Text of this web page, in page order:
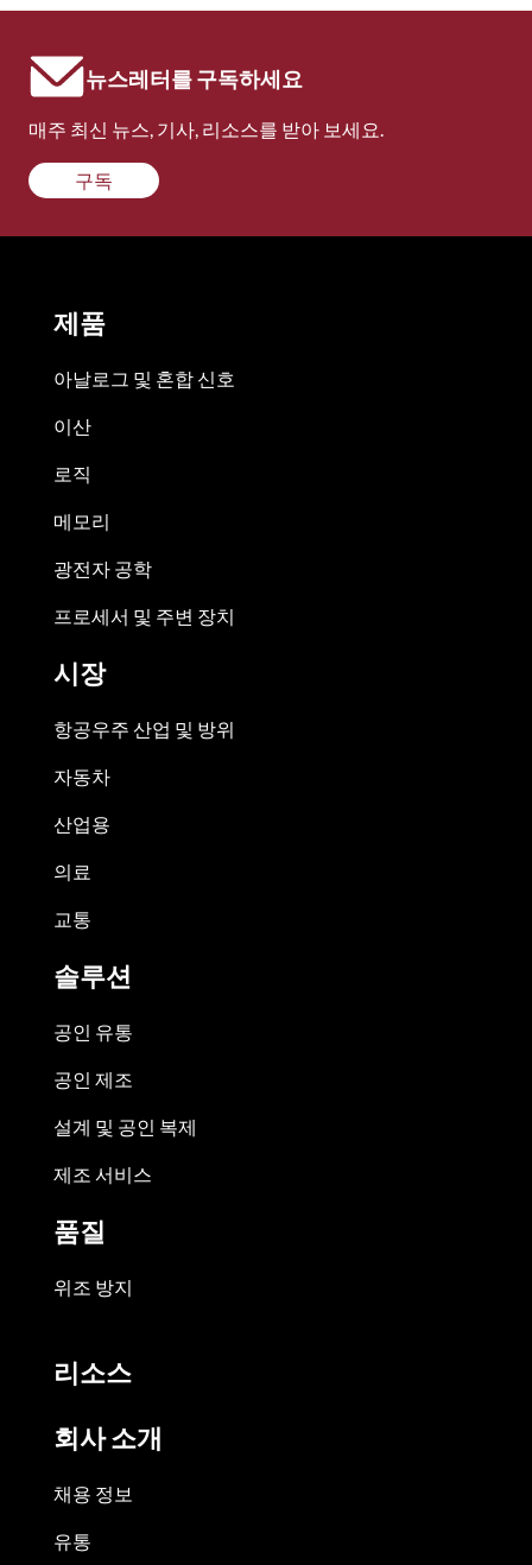
뉴스레터를 구독하세요
매주 최신 뉴스, 기사, 리소스를 받아 보세요.
구독
제품
아날로그 및 혼합 신호
이산
로직
메모리
광전자 공학
프로세서 및 주변 장치
시장
항공우주 산업 및 방위
자동차
산업용
의료
교통
솔루션
공인 유통
공인 제조
설계 및 공인 복제
제조 서비스
품질
위조 방지
리소스
회사 소개
채용 정보
유통